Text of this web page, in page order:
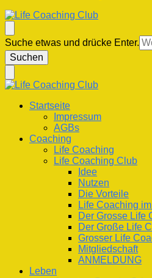
Life Coaching Club
Für Deine Lebenskompetenz
Suchst
du
nach
Suche etwas und drücke Enter.
Life Coaching Club
Für Deine Lebenskompetenz
Startseite
Impressum
AGBs
Coaching
Life Coaching
Life Coaching Club
Idee
Nutzen
Die Vorteile
Life Coaching
Der Grosse Life
Der Große Life
Grosser Life
Mitgliedschaft
ANMELDUNG
Leben